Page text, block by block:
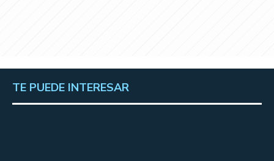
TE PUEDE INTERESAR